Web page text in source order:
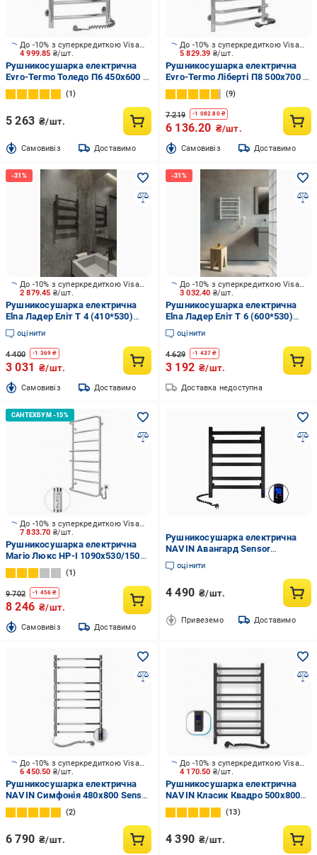
4 999.85 ₴/шт.
До -10% з суперкредиткою Visa Вигода
Рушникосушарка електрична
Evro-Termo Толедо П6 450х600 П
П S3
1
5 263 ₴/шт.
Cамовивіз Доставимо
5 829.39 ₴/шт.
До -10% з суперкредиткою Visa Вигода
Рушникосушарка електрична
Evro-Termo Ліберті П8 500х700 П
П S3
9
7 219 -1 082.80₴
6 136.20 ₴/шт.
Cамовивіз Доставимо
2 879.45 ₴/шт.
До -10% з суперкредиткою Visa Вигода
Рушникосушарка електрична
Elna Ладер Еліт Т 4 (410*530)
чорна з діммером t new
оцінити
4 400 -1 369 ₴
3 031 ₴/шт.
Cамовивіз Доставимо
3 032.40 ₴/шт.
До -10% з суперкредиткою Visa Вигода
Рушникосушарка електрична
Elna Ладер Еліт Т 6 (600*530)
біла з програматором
температури
оцінити
4 629 -1 437 ₴
3 192 ₴/шт.
Доставка недоступна
7 833.70 ₴/шт.
До -10% з суперкредиткою Visa Вигода
Рушникосушарка електрична
Mario Люкс НР-І 1090х530/150
TR KT (2.3.0317.10.P)
1
9 702 -1 456 ₴
8 246 ₴/шт.
Cамовивіз Доставимо
Рушникосушарка електрична
NAVIN Авангард Sensor
лівобічна з таймером 480x600
мм Чорний (S12-228153-4860)
оцінити
4 490 ₴/шт.
Привеземо Доставимо
6 450.50 ₴/шт.
До -10% з суперкредиткою Visa Вигода
Рушникосушарка електрична
NAVIN Симфонія 480х800 Sensor
ліва 10-009133-4880
2
6 790 ₴/шт.
4 170.50 ₴/шт.
До -10% з суперкредиткою Visa Вигода
Рушникосушарка електрична
NAVIN Класик Квадро 500х800
Sensor права з таймером чорний
муар (12-216053-5080)
13
4 390 ₴/шт.